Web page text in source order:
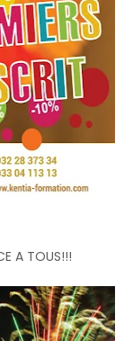
A TOUS!!!